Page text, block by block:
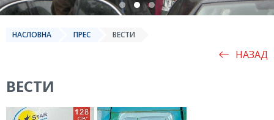
НАСЛОВНА ПРЕС ВЕСТИ
НАЗАД
ВЕСТИ